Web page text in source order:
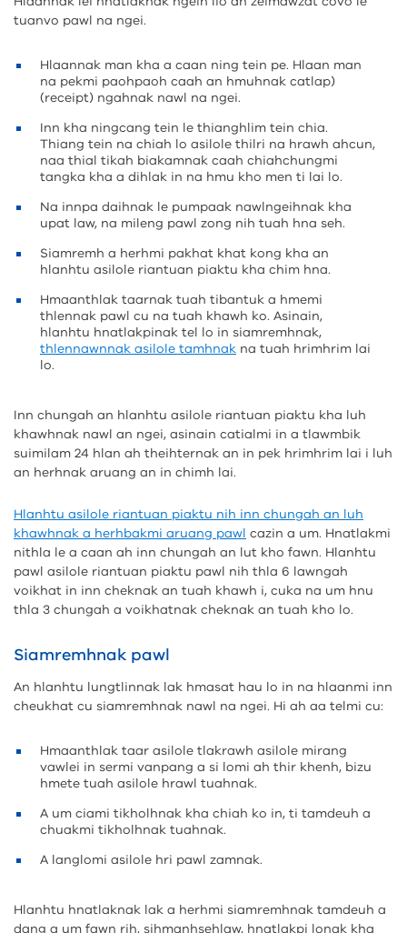
tuanvo pawl na ngei.
Hlaannak man kha a caan ning tein pe. Hlaan man
na pekmi paohpaoh caah an hmuhnak catlap)
(receipt) ngahnak nawl na ngei.
Inn kha ningcang tein le thianghlim tein chia.
Thiang tein na chiah lo asilole thilri na hrawh ahcun,
naa thial tikah biakamnak caah chiahchungmi
tangka kha a dihlak in na hmu kho men ti lai lo.
Na innpa daihnak le pumpaak nawlngeihnak kha
upat law, na mileng pawl zong nih tuah hna seh.
Siamremh a herhmi pakhat khat kong kha an
hlanhtu asilole riantuan piaktu kha chim hna.
Hmaanthlak taarnak tuah tibantuk a hmemi
thlennak pawl cu na tuah khawh ko. Asinain,
hlanhtu hnatlakpinak tel lo in siamremhnak,
thlennawnnak asilole tamhnak na tuah hrimhrim lai
lo.
Inn chungah an hlanhtu asilole riantuan piaktu kha luh
khawhnak nawl an ngei, asinain catialmi in a tlawmbik
suimilam 24 hlan ah theihternak an in pek hrimhrim lai i luh
an herhnak aruang an in chimh lai.
Hlanhtu asilole riantuan piaktu nih inn chungah an luh
khawhnak a herhbakmi aruang pawl cazin a um. Hnatlakmi
nithla le a caan ah inn chungah an lut kho fawn. Hlanhtu
pawl asilole riantuan piaktu pawl nih thla 6 lawngah
voikhat in inn cheknak an tuah khawh i, cuka na um hnu
thla 3 chungah a voikhatnak cheknak an tuah kho lo.
Siamremhnak pawl
An hlanhtu lungtlinnak lak hmasat hau lo in na hlaanmi inn
cheukhat cu siamremhnak nawl na ngei. Hi ah aa telmi cu:
Hmaanthlak taar asilole tlakrawh asilole mirang
vawlei in sermi vanpang a si lomi ah thir khenh, bizu
hmete tuah asilole hrawl tuahnak.
A um ciami tikholhnak kha chiah ko in, ti tamdeuh a
chuakmi tikholhnak tuahnak.
A langlomi asilole hri pawl zamnak.
Hlanhtu hnatlaknak lak a herhmi siamremhnak tamdeuh a
dang a um fawn rih, sihmanhsehlaw, hnatlakpi lonak kha